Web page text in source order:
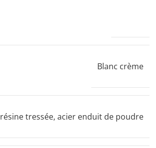
Blanc crème
résine tressée, acier enduit de poudre